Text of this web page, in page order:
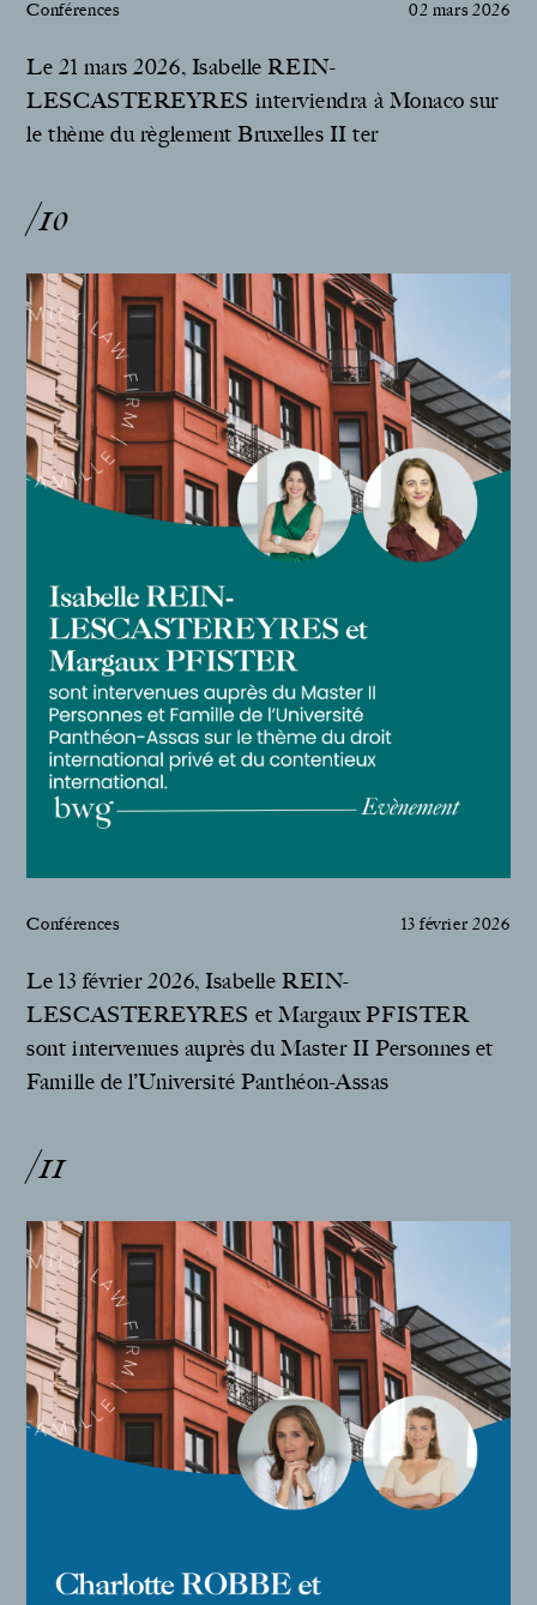
Conférences 02 mars 2026
Le 21 mars 2026, Isabelle REIN-
LESCASTEREYRES interviendra à Monaco sur
le thème du règlement Bruxelles II ter
/10
Conférences 13 février 2026
Le 13 février 2026, Isabelle REIN-
LESCASTEREYRES et Margaux PFISTER
sont intervenues auprès du Master II Personnes et
Famille de l’Université Panthéon-Assas
/11